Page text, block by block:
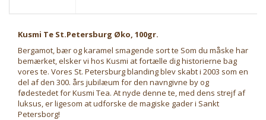
Kusmi Te St.Petersburg Øko, 100gr.
Bergamot, bær og karamel smagende sort te Som du måske har
bemærket, elsker vi hos Kusmi at fortælle dig historierne bag
vores te. Vores St. Petersburg blanding blev skabt i 2003 som en
del af den 300. års jubilæum for den navngivne by og
fødestedet for Kusmi Tea. At nyde denne te, med dens strejf af
luksus, er ligesom at udforske de magiske gader i Sankt
Petersborg!